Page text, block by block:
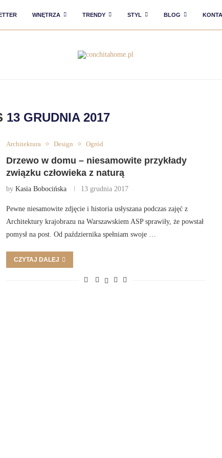
WNĘTRZA TRENDY STYL BLOG
13 GRUDNIA 2017
Architektura Design Ogród
Drzewo w domu – niesamowite przykłady
związku człowieka z naturą
by Kasia Bobocińska 13 grudnia 2017
Pewne niesamowite zdjęcie i historia usłyszana podczas zajęć z
Architektury krajobrazu na Warszawskiem ASP sprawiły, że powstał
pomysł na post. Od października spełniam swoje …
CZYTAJ DALEJ